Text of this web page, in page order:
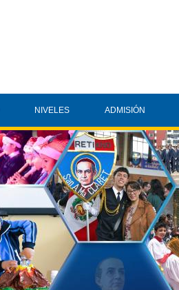
NIVELES ADMISIÓN